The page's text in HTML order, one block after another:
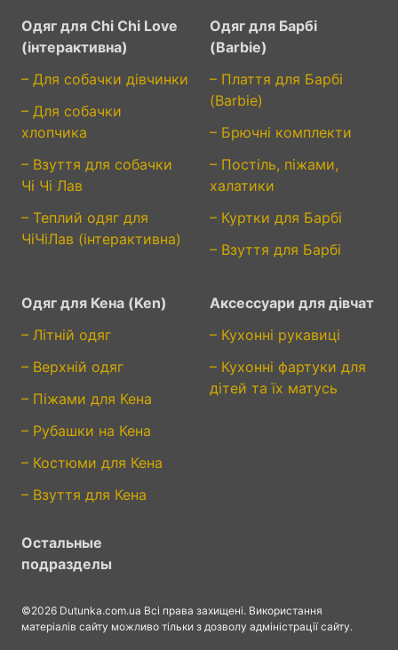
Одяг для Chi Chi Love
(інтерактивна)
– Для собачки дівчинки
– Для собачки
хлопчика
– Взуття для собачки
Чі Чі Лав
– Теплий одяг для
ЧіЧіЛав (інтерактивна)
Одяг для Барбі
(Barbie)
– Плаття для Барбі
(Barbie)
– Брючні комплекти
– Постіль, піжами,
халатики
– Куртки для Барбі
– Взуття для Барбі
Одяг для Кена (Ken)
– Літній одяг
– Верхній одяг
– Піжами для Кена
– Рубашки на Кена
– Костюми для Кена
– Взуття для Кена
Аксессуари для дівчат
– Кухонні рукавиці
– Кухонні фартуки для
дітей та їх матусь
Остальные
подразделы
©2026 Dutunka.com.ua Всі права захищені. Використання
матеріалів сайту можливо тільки з дозволу адміністрації сайту.